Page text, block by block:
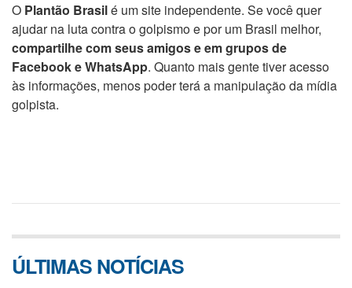
O Plantão Brasilé um site independente. Se você quer
ajudar na luta contra o golpismo e por um Brasil melhor,
compartilhe com seus amigos e em grupos de
Facebook e WhatsApp. Quanto mais gente tiver acesso
às informações, menos poder terá a manipulação da mídia
golpista.
ÚLTIMAS NOTÍCIAS